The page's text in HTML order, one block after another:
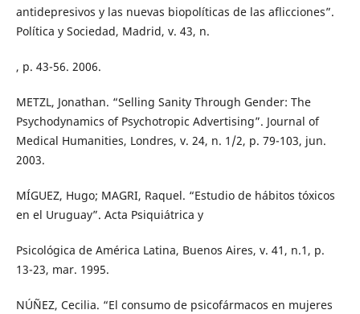
antidepresivos y las nuevas biopolíticas de las aflicciones”.
Política y Sociedad, Madrid, v. 43, n.
, p. 43-56. 2006.
METZL, Jonathan. “Selling Sanity Through Gender: The
Psychodynamics of Psychotropic Advertising”. Journal of
Medical Humanities, Londres, v. 24, n. 1/2, p. 79-103, jun.
2003.
MÍGUEZ, Hugo; MAGRI, Raquel. “Estudio de hábitos tóxicos
en el Uruguay”. Acta Psiquiátrica y
Psicológica de América Latina, Buenos Aires, v. 41, n.1, p.
13-23, mar. 1995.
NÚÑEZ, Cecilia. “El consumo de psicofármacos en mujeres